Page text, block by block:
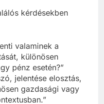
kérdésekben
valaminek a
különösen
pénz esetén?”
jelentése elosztás,
gazdasági vagy